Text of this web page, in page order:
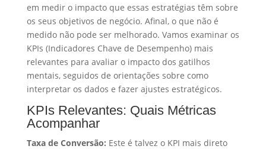
em medir o impacto que essas estratégias têm sobre
os seus objetivos de negócio. Afinal, o que não é
medido não pode ser melhorado. Vamos examinar os
KPIs (Indicadores Chave de Desempenho) mais
relevantes para avaliar o impacto dos gatilhos
mentais, seguidos de orientações sobre como
interpretar os dados e fazer ajustes estratégicos.
KPIs Relevantes: Quais Métricas
Acompanhar
Taxa de Conversão: Este é talvez o KPI mais direto